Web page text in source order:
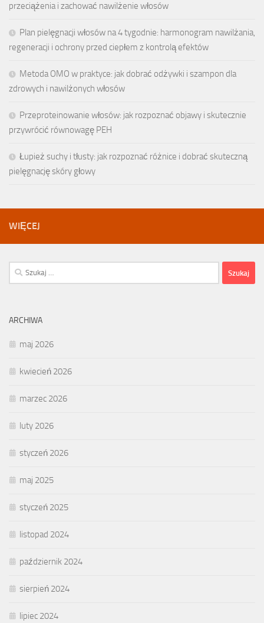
przeciążenia i zachować nawilżenie włosów
Plan pielęgnacji włosów na 4 tygodnie: harmonogram nawilżania,
regeneracji i ochrony przed ciepłem z kontrolą efektów
Metoda OMO w praktyce: jak dobrać odżywki i szampon dla
zdrowych i nawilżonych włosów
Przeproteinowanie włosów: jak rozpoznać objawy i skutecznie
przywrócić równowagę PEH
Łupież suchy i tłusty: jak rozpoznać różnice i dobrać skuteczną
pielęgnację skóry głowy
WIĘCEJ
Szukaj:
ARCHIWA
maj 2026
kwiecień 2026
marzec 2026
luty 2026
styczeń 2026
maj 2025
styczeń 2025
listopad 2024
październik 2024
sierpień 2024
lipiec 2024